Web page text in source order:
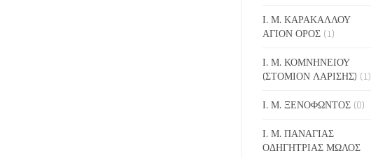
Ι. Μ. ΚΑΡΑΚΑΛΛΟΥ
ΑΓΙΟΝ ΟΡΟΣ (1)
Ι. Μ. ΚΟΜΝΗΝΕΙΟΥ
(ΣΤΟΜΙΟΝ ΛΑΡΙΣΗΣ) (1)
Ι. Μ. ΞΕΝΟΦΩΝΤΟΣ (0)
Ι. Μ. ΠΑΝΑΓΙΑΣ
ΟΔΗΓΗΤΡΙΑΣ ΜΩΛΟΣ